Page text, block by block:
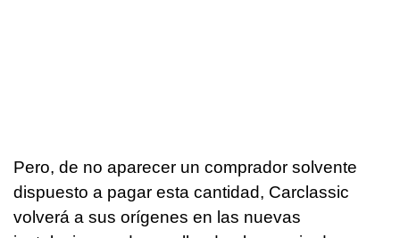
Pero, de no aparecer un comprador solvente
dispuesto a pagar esta cantidad, Carclassic
volverá a sus orígenes en las nuevas